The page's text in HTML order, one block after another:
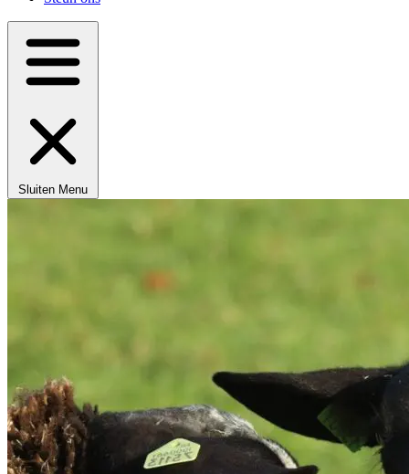
Sluiten Menu